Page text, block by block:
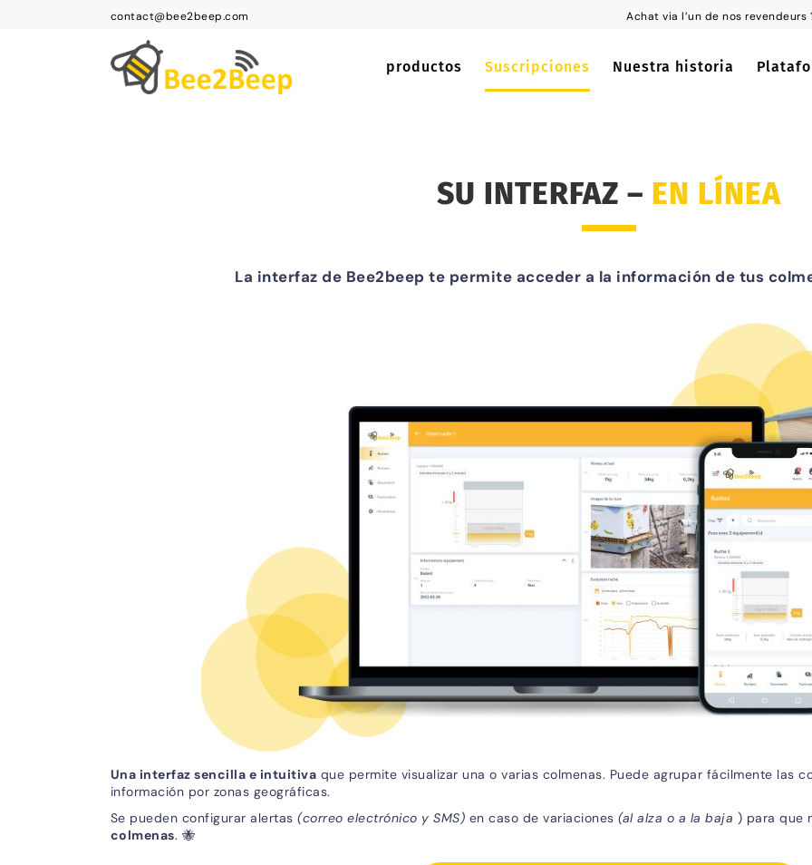
contact@bee2beep.com Achat via l’un de nos revendeurs
productos Suscripciones Nuestra historia
SU INTERFAZ – EN LÍNEA
La interfaz de Bee2beep te permite acceder a la información de tus
Una interfaz sencilla e intuitiva que permite visualizar una o varias colmenas. Puede agrupar fácilmente las
información por zonas geográficas.
Se pueden configurar alertas(correo electrónico y SMS) en caso de variaciones(al alza o a la baja ) para que
colmenas. 🐝